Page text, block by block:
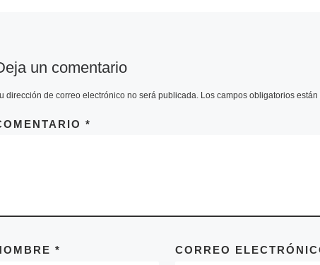
un comentario
dirección de correo electrónico no será publicada. Los campos obligatorios
*
* CORREO